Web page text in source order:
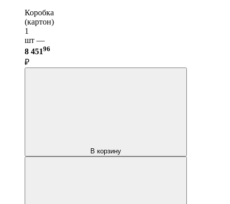
Коробка
(картон)
1
шт —
8 45196
₽
В корзину